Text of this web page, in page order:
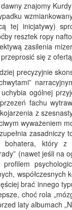
znajomy
tej inicjatywy)
resztek ropy
zasilenia
się z
precyzyjnie
ogólnej
fachu
z
wyważeniem
zasadniczy
bohatera, który
(nawet jeśli na
brać innego
choć rola
laty albumach